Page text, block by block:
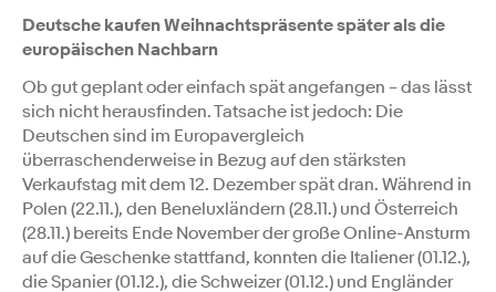
Deutsche kaufen Weihnachtspräsente später als die
europäischen Nachbarn
Ob gut geplant oder einfach spät angefangen – das lässt
sich nicht herausfinden. Tatsache ist jedoch: Die
Deutschen sind im Europavergleich
überraschenderweise in Bezug auf den stärksten
Verkaufstag mit dem 12. Dezember spät dran. Während in
Polen (22.11.), den Beneluxländern (28.11.) und Österreich
(28.11.) bereits Ende November der große Online-Ansturm
auf die Geschenke stattfand, konnten die Italiener (01.12.),
die Spanier (01.12.), die Schweizer (01.12.) und Engländer